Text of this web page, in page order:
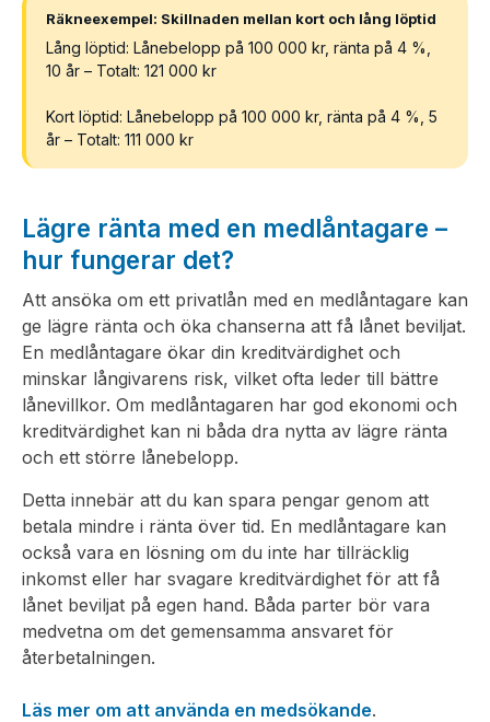
Räkneexempel: Skillnaden mellan kort och lång löptid
Lång löptid: Lånebelopp på 100 000 kr, ränta på 4 %,
10 år – Totalt: 121 000 kr
Kort löptid: Lånebelopp på 100 000 kr, ränta på 4 %, 5
år – Totalt: 111 000 kr
Lägre ränta med en medlåntagare –
hur fungerar det?
Att ansöka om ett privatlån med en medlåntagare kan
ge lägre ränta och öka chanserna att få lånet beviljat.
En medlåntagare ökar din kreditvärdighet och
minskar långivarens risk, vilket ofta leder till bättre
lånevillkor. Om medlåntagaren har god ekonomi och
kreditvärdighet kan ni båda dra nytta av lägre ränta
och ett större lånebelopp.
Detta innebär att du kan spara pengar genom att
betala mindre i ränta över tid. En medlåntagare kan
också vara en lösning om du inte har tillräcklig
inkomst eller har svagare kreditvärdighet för att få
lånet beviljat på egen hand. Båda parter bör vara
medvetna om det gemensamma ansvaret för
återbetalningen.
Läs mer om att använda en medsökande.